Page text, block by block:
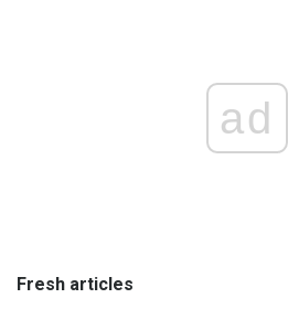
ad
Fresh articles